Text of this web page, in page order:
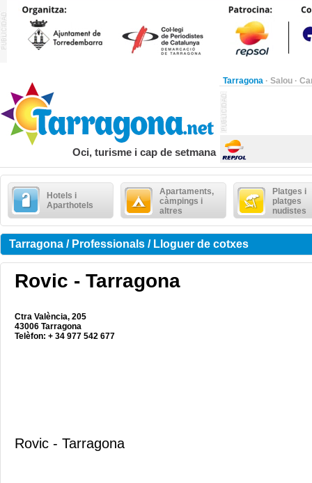
Tarragona · Salou ·
Oci, turisme i cap de setmana
Hotels i
Aparthotels
Apartaments,
càmpings i
altres
Platges i
platges
nudistes
Tarragona / Professionals / Lloguer de cotxes
Rovic - Tarragona
Ctra València, 205
43006 Tarragona
Telèfon: + 34 977 542 677
Rovic - Tarragona